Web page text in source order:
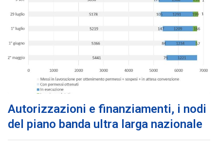
Autorizzazioni e finanziamenti, i nodi
del piano banda ultra larga nazionale